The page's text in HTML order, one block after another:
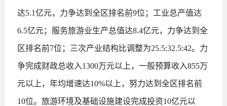
达5.1亿元，力争达到全区排名前9位；工业总产值达
6.5亿元；服务旅游业生产总值达8.4亿元，力争达到全
区排名前7位；三次产业结构比调整为25.5:32.5:42。力
争完成财政总收入1300万元以上，一般预算收入855万
元以上，年均增速达10%以上，努力达到全区排名前
10位。旅游环境及基础设施建设完成投资10亿元以